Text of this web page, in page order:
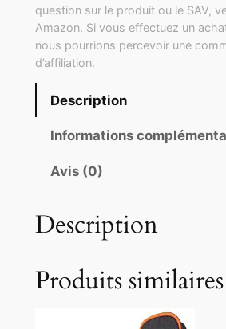
question sur le produit ou le SAV,
Amazon. Si vous effectuez un
nous pourrions percevoir une
d’affiliation.
Description
Informations
Avis (0)
Description
Produits similaires